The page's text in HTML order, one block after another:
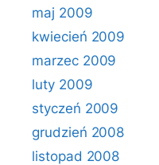
maj 2009
kwiecień 2009
marzec 2009
luty 2009
styczeń 2009
grudzień 2008
listopad 2008